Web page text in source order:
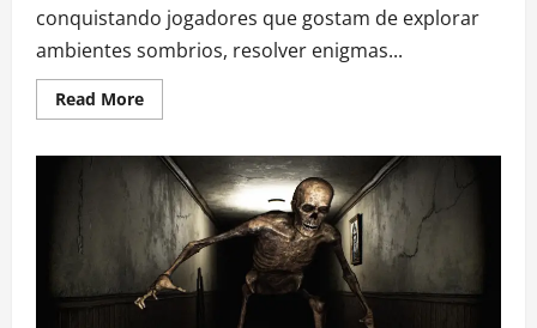
conquistando jogadores que gostam de explorar
ambientes sombrios, resolver enigmas...
Read MoreRead
more
817:
Conheça
o
jogo
de
terror
que
está
conquistando
os